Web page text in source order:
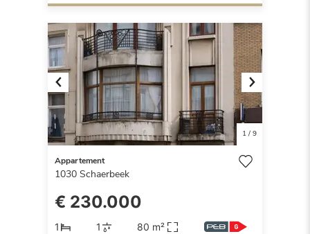
Previous Next
1/ 9
Appartement
1030 Schaerbeek
€ 230.000
1 1 80 m²